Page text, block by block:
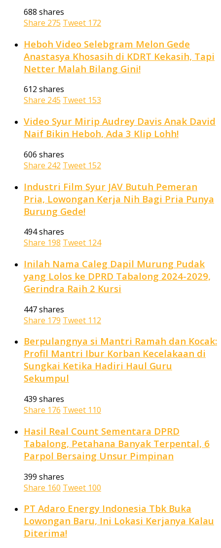
688 shares
Share 275 Tweet 172
Heboh Video Selebgram Melon Gede
Anastasya Khosasih di KDRT Kekasih, Tapi
Netter Malah Bilang Gini!
612 shares
Share 245 Tweet 153
Video Syur Mirip Audrey Davis Anak David
Naif Bikin Heboh, Ada 3 Klip Lohh!
606 shares
Share 242 Tweet 152
Industri Film Syur JAV Butuh Pemeran
Pria, Lowongan Kerja Nih Bagi Pria Punya
Burung Gede!
494 shares
Share 198 Tweet 124
Inilah Nama Caleg Dapil Murung Pudak
yang Lolos ke DPRD Tabalong 2024-2029,
Gerindra Raih 2 Kursi
447 shares
Share 179 Tweet 112
Berpulangnya si Mantri Ramah dan Kocak:
Profil Mantri Ibur Korban Kecelakaan di
Sungkai Ketika Hadiri Haul Guru
Sekumpul
439 shares
Share 176 Tweet 110
Hasil Real Count Sementara DPRD
Tabalong, Petahana Banyak Terpental, 6
Parpol Bersaing Unsur Pimpinan
399 shares
Share 160 Tweet 100
PT Adaro Energy Indonesia Tbk Buka
Lowongan Baru, Ini Lokasi Kerjanya Kalau
Diterima!